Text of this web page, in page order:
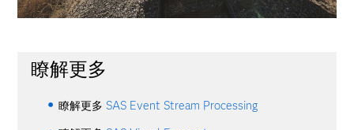
瞭解更多
瞭解更多 SAS Event Stream Processing